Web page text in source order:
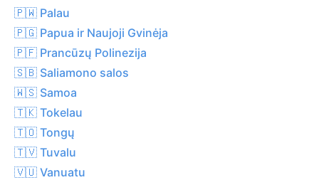
🇵🇼 Palau
🇵🇬 Papua ir Naujoji Gvinėja
🇵🇫 Prancūzų Polinezija
🇸🇧 Saliamono salos
🇼🇸 Samoa
🇹🇰 Tokelau
🇹🇴 Tongų
🇹🇻 Tuvalu
🇻🇺 Vanuatu